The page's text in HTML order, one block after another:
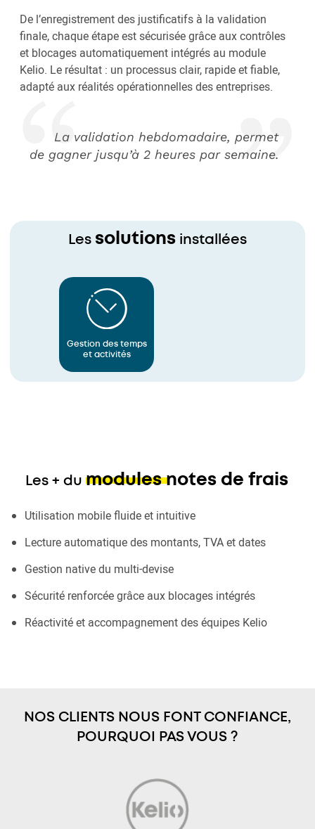
De l’enregistrement des justificatifs à la validation
finale, chaque étape est sécurisée grâce aux contrôles
et blocages automatiquement intégrés au module
Kelio. Le résultat : un processus clair, rapide et fiable,
adapté aux réalités opérationnelles des entreprises.
La validation hebdomadaire, permet
de gagner jusqu’à 2 heures par semaine.
Les solutions installées
Gestion des temps
et activités
Les + dumodules notes de frais
Utilisation mobile fluide et intuitive
Lecture automatique des montants, TVA et dates
Gestion native du multi-devise
Sécurité renforcée grâce aux blocages intégrés
Réactivité et accompagnement des équipes Kelio
NOS CLIENTS NOUS FONT CONFIANCE,
POURQUOI PAS VOUS ?